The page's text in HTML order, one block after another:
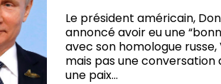
Le président américain,
annoncé avoir eu une
avec son homologue russe,
mais pas une conversation
une paix…